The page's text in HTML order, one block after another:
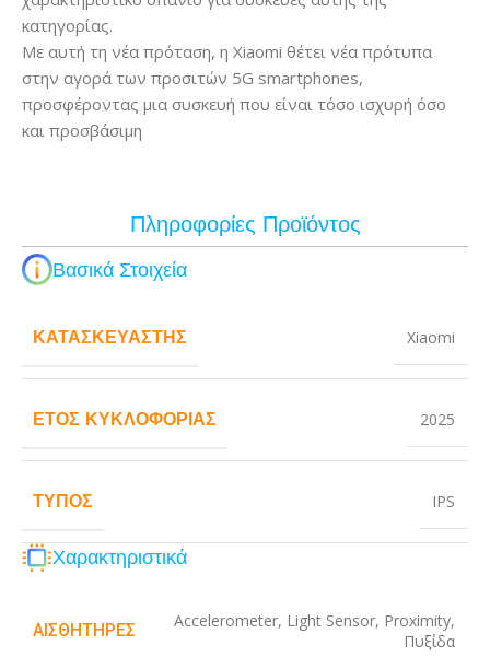
κατηγορίας.
Με αυτή τη νέα πρόταση, η Xiaomi θέτει νέα πρότυπα
στην αγορά των προσιτών 5G smartphones,
προσφέροντας μια συσκευή που είναι τόσο ισχυρή όσο
και προσβάσιμη
Πληροφορίες Προϊόντος
Βασικά Στοιχεία
ΚΑΤΑΣΚΕΥΑΣΤΉΣ Xiaomi
ΈΤΟΣ ΚΥΚΛΟΦΟΡΊΑΣ 2025
ΤΎΠΟΣ IPS
Χαρακτηριστικά
ΑΙΣΘΗΤΉΡΕΣ Accelerometer, Light Sensor, Proximity,
Πυξίδα